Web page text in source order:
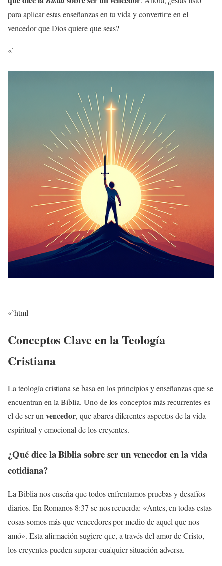
para aplicar estas enseñanzas en tu vida y convertirte en el
vencedor que Dios quiere que seas?
«`
«`html
Conceptos Clave en la Teología
Cristiana
La teología cristiana se basa en los principios y enseñanzas que se
encuentran en la Biblia. Uno de los conceptos más recurrentes es
el de ser un vencedor, que abarca diferentes aspectos de la vida
espiritual y emocional de los creyentes.
¿Qué dice la Biblia sobre ser unvencedoren la vida
cotidiana?
La Biblia nos enseña que todos enfrentamos pruebas y desafíos
diarios. En Romanos 8:37 se nos recuerda: «Antes, en todas estas
cosas somos más que vencedores por medio de aquel que nos
amó». Esta afirmación sugiere que, a través del amor de Cristo,
los creyentes pueden superar cualquier situación adversa.